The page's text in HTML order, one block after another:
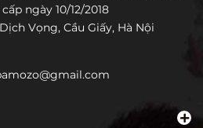
ngày 10/12/2018
Vọng, Cầu Giấy, Hà Nội